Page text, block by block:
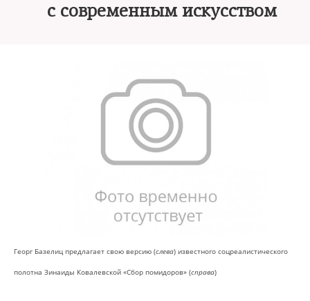
с современным искусством
Георг Базелиц предлагает свою версию (слева) известного соцреалистического
полотна Зинаиды Ковалевской «Сбор помидоров» (справа)